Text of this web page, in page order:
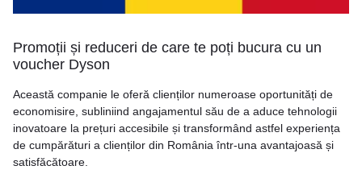
Promoții și reduceri de care te poți bucura cu un
voucher Dyson
Această companie le oferă clienților numeroase oportunități de
economisire, subliniind angajamentul său de a aduce tehnologii
inovatoare la prețuri accesibile și transformând astfel experiența
de cumpărături a clienților din România într-una avantajoasă și
satisfăcătoare.